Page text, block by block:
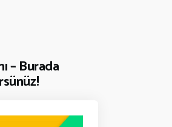
– Burada